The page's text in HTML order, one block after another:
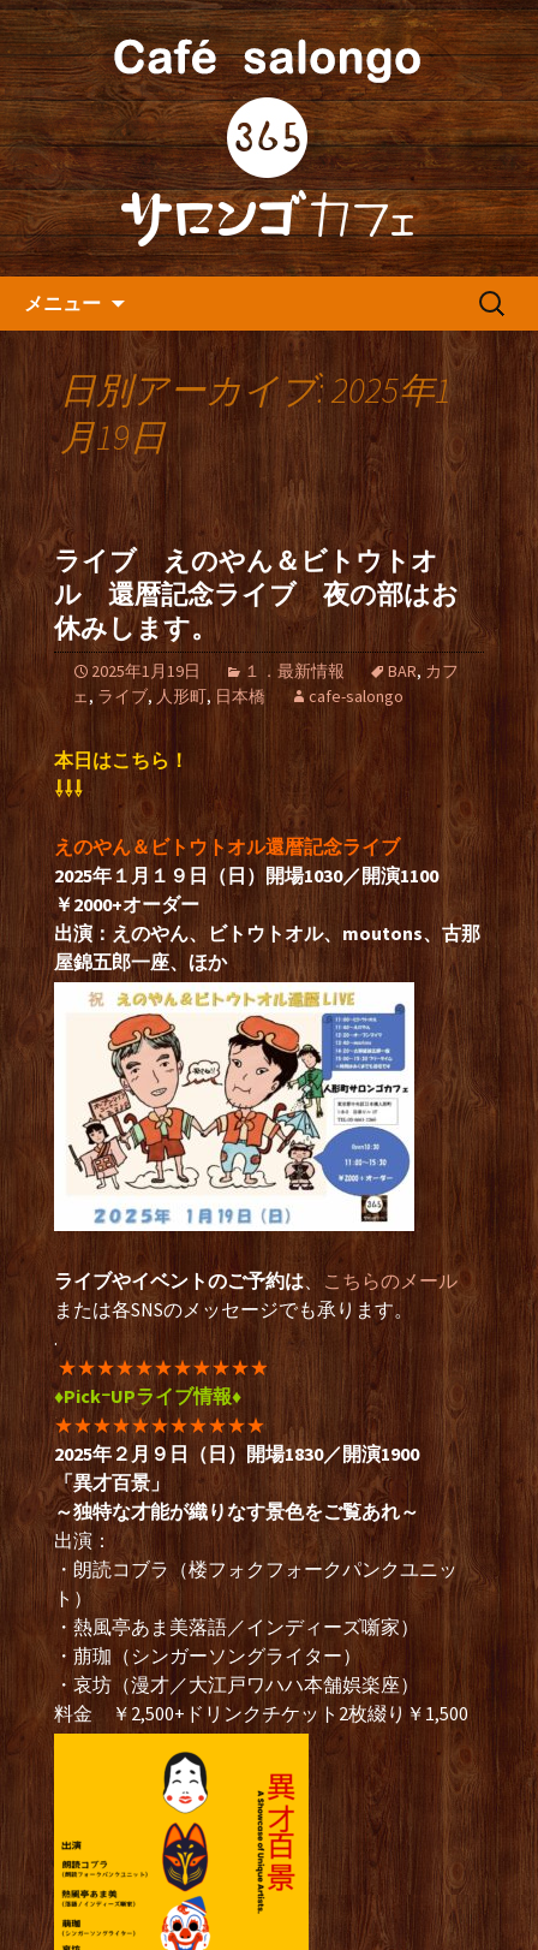
人形町の『365(サロンゴ)カフ
ェ』よりお知らせ
人形町の音楽カフェ『365カフェ』より
最新情報をお届けします。
メニュー
検
日別アーカイブ: 2025年1
月19日
ライブ えのやん＆ビトウトオ
ル 還暦記念ライブ 夜の部はお
休みします。
2025年1月19日 １．最新情報 BAR, カフ
ェ, ライブ, 人形町, 日本橋 cafe-salongo
本日はこちら！
⇩⇩⇩
えのやん＆ビトウトオル還暦記念ライブ
2025年１月１９日（日）開場1030／開演1100
￥2000+オーダー
出演：えのやん、ビトウトオル、moutons、古那
屋錦五郎一座、ほか
ライブやイベントのご予約は、 こちらのメール
または各SNSのメッセージでも承ります。
.
★★★★★★★★★★★
♦PickｰUPライブ情報♦
★★★★★★★★★★★
2025年２月９日（日）開場1830／開演1900
「異才百景」
～独特な才能が織りなす景色をご覧あれ～
出演：
・朗読コブラ（楼フォクフォークパンクユニッ
ト）
・熱風亭あま美落語／インディーズ噺家）
・萠珈（シンガーソングライター）
・哀坊（漫才／大江戸ワハハ本舗娯楽座）
料金 ￥2,500+ドリンクチケット2枚綴り￥1,500